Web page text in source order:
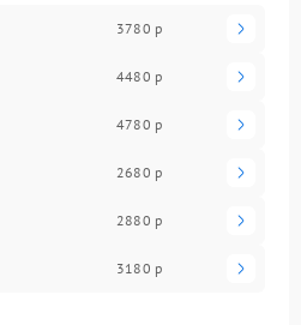
3780 р
4480 р
4780 р
2680 р
2880 р
3180 р